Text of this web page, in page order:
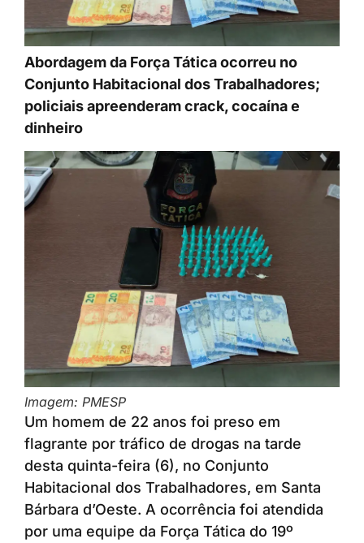
Abordagem da Força Tática ocorreu no
Conjunto Habitacional dos Trabalhadores;
policiais apreenderam crack, cocaína e
dinheiro
Imagem: PMESP
Um homem de 22 anos foi preso em
flagrante por tráfico de drogas na tarde
desta quinta-feira (6), no Conjunto
Habitacional dos Trabalhadores, em Santa
Bárbara d’Oeste. A ocorrência foi atendida
por uma equipe da Força Tática do 19º